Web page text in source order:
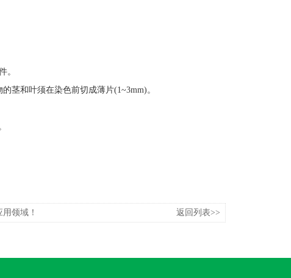
。
茎和叶须在染色前切成薄片(1~3mm)。
领域！ 返回列表>>